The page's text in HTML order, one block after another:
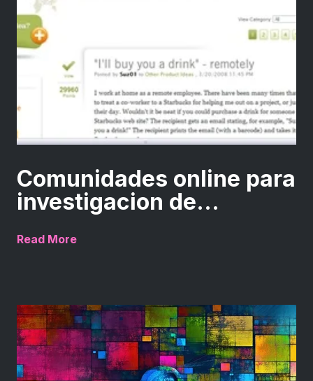
Comunidades online para
investigacion de...
Read More